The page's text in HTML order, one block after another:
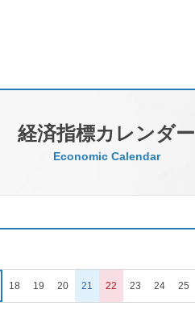
経済指標カレンダー
Economic Calendar
18 19 20 21 22 23 24 25